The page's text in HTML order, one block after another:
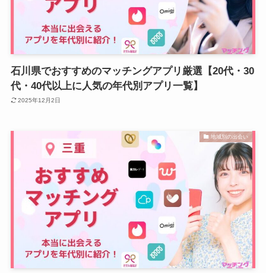
石川県でおすすめのマッチングアプリ厳選【20代・30
代・40代以上に人気の年代別アプリ一覧】
2025年12月2日
地域別の出会い